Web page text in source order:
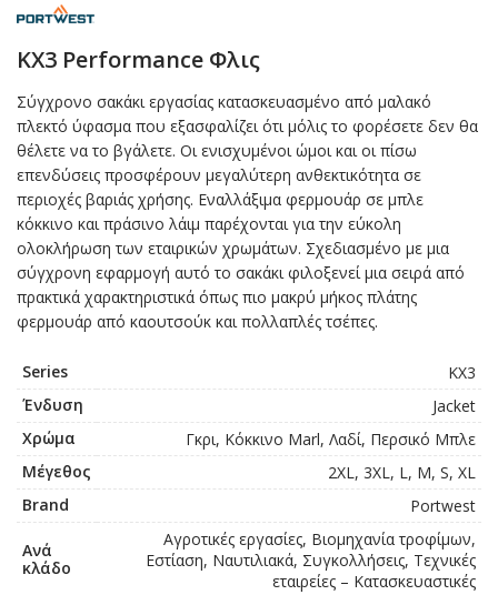
KX3 Performance Φλις
Σύγχρονο σακάκι εργασίας κατασκευασμένο από μαλακό
πλεκτό ύφασμα που εξασφαλίζει ότι μόλις το φορέσετε δεν θα
θέλετε να τo βγάλετε. Οι ενισχυμένοι ώμοι και οι πίσω
επενδύσεις προσφέρουν μεγαλύτερη ανθεκτικότητα σε
περιοχές βαριάς χρήσης. Εναλλάξιμα φερμουάρ σε μπλε
κόκκινο και πράσινο λάιμ παρέχονται για την εύκολη
ολοκλήρωση των εταιρικών χρωμάτων. Σχεδιασμένο με μια
σύγχρονη εφαρμογή αυτό το σακάκι φιλοξενεί μια σειρά από
πρακτικά χαρακτηριστικά όπως πιο μακρύ μήκος πλάτης
φερμουάρ από καουτσούκ και πολλαπλές τσέπες.
Series
KX3
Ένδυση
Jacket
Χρώμα
Γκρι, Κόκκινο Marl, Λαδί, Περσικό Μπλε
Μέγεθος
2XL, 3XL, L, M, S, XL
Brand
Portwest
Ανά
κλάδο
Αγροτικές εργασίες, Βιομηχανία τροφίμων,
Εστίαση, Ναυτιλιακά, Συγκολλήσεις, Τεχνικές
εταιρείες – Κατασκευαστικές